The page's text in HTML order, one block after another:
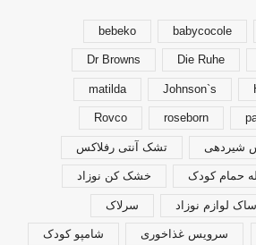
babycocole
bebeko
Die Ruhe
Dr Browns
Johnson`s
matilda
roseborn
Rovco
شیردهی تشک آنتی رفلاکس
حمام کودک خشک کن نوزاد
ساک لوازم نوزاد سرلاک
سرویس غذاخوری شامپو کودک